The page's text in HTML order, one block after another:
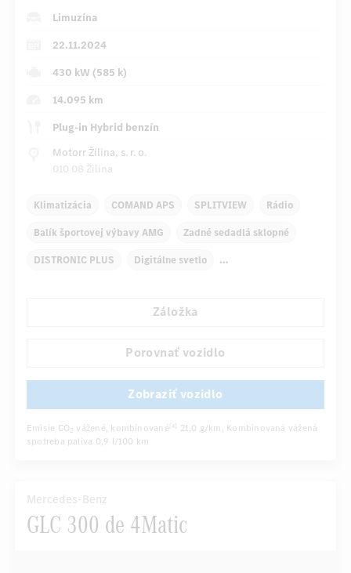
Limuzína
22.11.2024
430 kW (585 k)
14.095 km
Plug-in Hybrid benzín
Motorr Žilina, s. r. o.
010 08 Žilina
Klimatizácia COMAND APS SPLITVIEW Rádio
Balík športovej výbavy AMG Zadné sedadlá sklopné
DISTRONIC PLUS Digitálne svetlo
Záložka
Porovnať vozidlo
Zobraziť vozidlo
Emisie CO2 vážené, kombinované [4] 21,0 g/km, Kombinovaná vážená
spotreba paliva 0,9 l/100 km
Mercedes-Benz
GLC 300 de 4Matic